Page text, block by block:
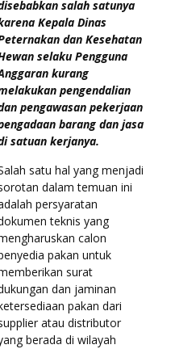
salah satunya
Kepala Dinas
dan Kesehatan
selaku Pengguna
kurang
pengendalian
pengawasan pekerjaan
barang dan jasa
satuan kerjanya.
satu hal yang menjadi
dalam temuan ini
persyaratan
teknis yang
calon
pakan untuk
surat
dan jaminan
pakan dari
atau distributor
berada di wilayah